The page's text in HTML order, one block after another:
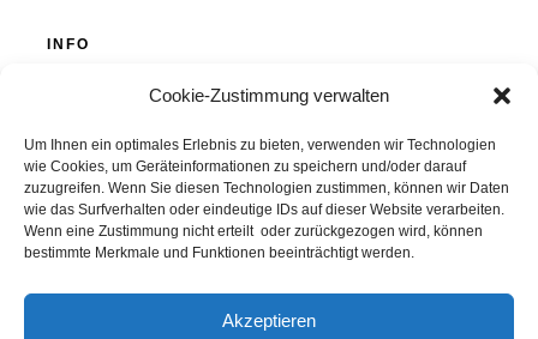
Cookie-Zustimmung verwalten
Um Ihnen ein optimales Erlebnis zu bieten, verwenden wir Technologien
wie Cookies, um Geräteinformationen zu speichern und/oder darauf
zuzugreifen. Wenn Sie diesen Technologien zustimmen, können wir Daten
wie das Surfverhalten oder eindeutige IDs auf dieser Website verarbeiten.
Wenn eine Zustimmung nicht erteilt oder zurückgezogen wird, können
bestimmte Merkmale und Funktionen beeinträchtigt werden.
Akzeptieren
INFO
Cookie-Richtlinie (EU)
Chemnitzer Trennwände GmbH & Co. KG
Auer Straße 36, 09366 Stollberg, Deutschland